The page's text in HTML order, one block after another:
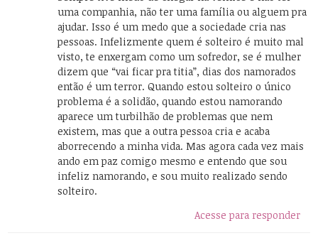
uma companhia, não ter uma família ou alguem pra
ajudar. Isso é um medo que a sociedade cria nas
pessoas. Infelizmente quem é solteiro é muito mal
visto, te enxergam como um sofredor, se é mulher
dizem que “vai ficar pra titia”, dias dos namorados
então é um terror. Quando estou solteiro o único
problema é a solidão, quando estou namorando
aparece um turbilhão de problemas que nem
existem, mas que a outra pessoa cria e acaba
aborrecendo a minha vida. Mas agora cada vez mais
ando em paz comigo mesmo e entendo que sou
infeliz namorando, e sou muito realizado sendo
solteiro.
Acesse para responder